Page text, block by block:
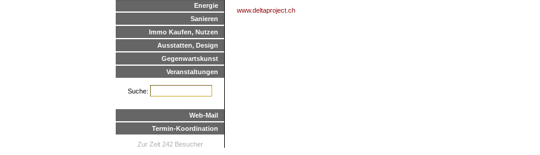
Energie
Sanieren
Immo Kaufen, Nutzen
Ausstatten, Design
Gegenwartskunst
Veranstaltungen
Suche:
Web-Mail
Termin-Koordination
Zur Zeit 242 Besucher
www.deltaproject.ch